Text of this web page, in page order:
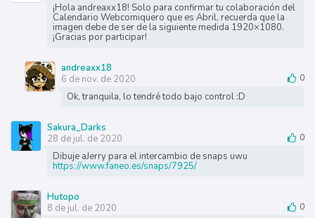
¡Hola andreaxx18! Solo para confirmar tu colaboración del
Calendario Webcomiquero que es Abril, recuerda que la
imagen debe de ser de la siguiente medida 1920×1080.
¡Gracias por participar!
andreaxx18
6 de nov. de 2020
0
Ok, tranquila, lo tendré todo bajo control :D
Sakura_Darks
28 de jul. de 2020
0
Dibuje aJerry para el intercambio de snaps uwu
https://www.faneo.es/snaps/7925/
Hutopo
8 de jul. de 2020
0